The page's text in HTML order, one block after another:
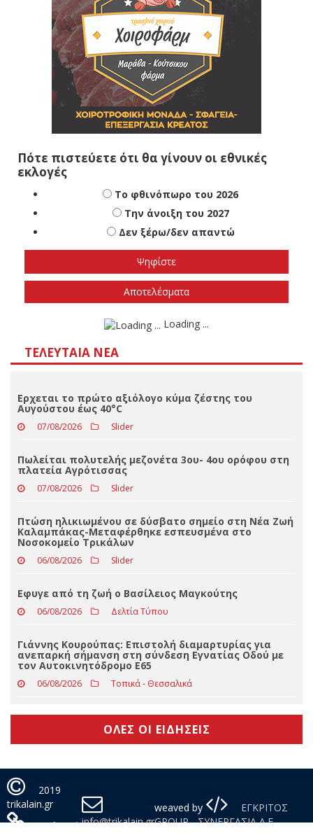
Πότε πιστεύετε ότι θα γίνουν οι εθνικές
εκλογές
Το φθινόπωρο του 2026
Την άνοιξη του 2027
Δεν ξέρω/δεν απαντώ
Αποτελέσματα
Loading ...
Ερχεται το πρώτο αξιόλογο κύμα ζέστης του
Αυγούστου έως 40°C
07/08/2026 Slider
Πωλείται πολυτελής μεζονέτα 3ου- 4ου ορόφου στη
πλατεία Αγρότισσας
07/08/2026 Slider
Πτώση ηλικιωμένου σε δύσβατο σημείο στη Νέα Ζωή
Καλαμπάκας-Μεταφέρθηκε εσπευσμένα στο
Νοσοκομείο Τρικάλων
Eφυγε από τη ζωή ο Βασίλειος Μαγκούτης
06/08/2026 Δελτία Τύπου
ανεπαρκή σήμανση στη σύνδεση Εγνατίας Οδού με
τον Αυτοκινητόδρομο Ε65
ΟΛΕΣ ΟΙ ΕΙΔΗΣΕΙΣ
Απορρήτου
weaved by
ΕΓΚΡΙΤΟΣ
Με τη χρήση της σελίδας μας αποδέχεστε τη χρήση cookies.
Συμφωνώ